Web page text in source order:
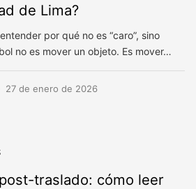
de Lima?
por qué no es “caro”, sino
no es mover un objeto. Es mover…
27 de enero de 2026
traslado: cómo leer